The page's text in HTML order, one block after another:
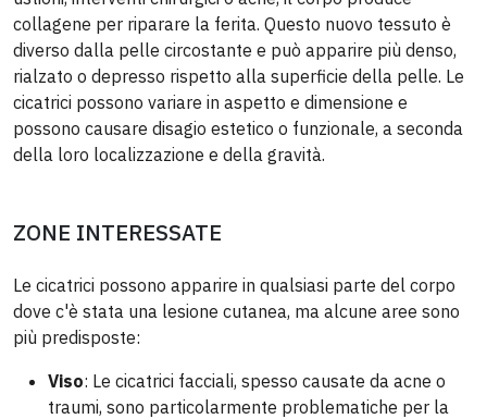
ZONE INTERESSATE
Le cicatrici possono apparire in qualsiasi parte del corpo
dove c'è stata una lesione cutanea, ma alcune aree sono
più predisposte:
Viso: Le cicatrici facciali, spesso causate da acne o
traumi, sono particolarmente problematiche per la
collagene per riparare la ferita. Questo nuovo tessuto è
diverso dalla pelle circostante e può apparire più denso,
rialzato o depresso rispetto alla superficie della pelle. Le
cicatrici possono variare in aspetto e dimensione e
possono causare disagio estetico o funzionale, a seconda
della loro localizzazione e della gravità.